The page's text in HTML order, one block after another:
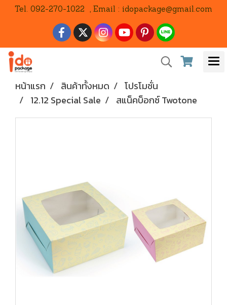
Tel. 092-270-1022 , Email : idopackage@gmail.com
หน้าแรก สินค้าทั้งหมด
โปรโมชั่น
12.12 Special Sale
สแน็คบ็อกซ์ Twotone